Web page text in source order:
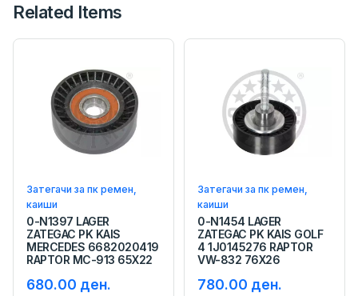
Related Items
Затегачи за пк ремен,
каиши
0-N1397 LAGER
ZATEGAC PK KAIS
MERCEDES 6682020419
RAPTOR MC-913 65X22
680.00 ден.
Затегачи за пк ремен,
каиши
0-N1454 LAGER
ZATEGAC PK KAIS GOLF
4 1J0145276 RAPTOR
VW-832 76X26
780.00 ден.